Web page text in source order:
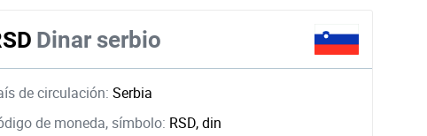
Dinar serbio
de circulación: Serbia
de moneda, símbolo: RSD, din